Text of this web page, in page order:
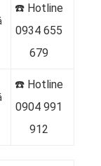
☎️ Hotline
0934 655
679
☎️ Hotline
0904 991
912